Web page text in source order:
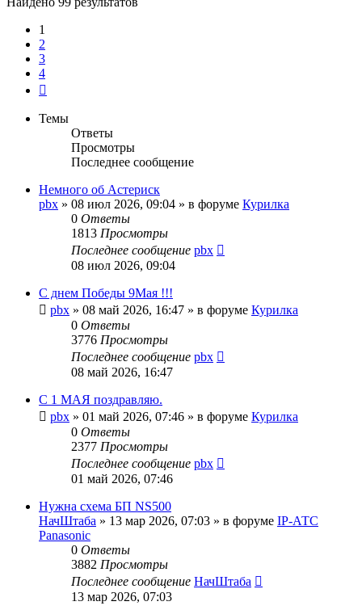
1
2
3
4
Темы
Ответы
Просмотры
Последнее сообщение
Немного об Астериск
pbx » 08 июл 2026, 09:04 » в форуме Курилка
0 Ответы
1813 Просмотры
Последнее сообщение pbx
08 июл 2026, 09:04
С днем Победы 9Мая !!!
pbx » 08 май 2026, 16:47 » в форуме Курилка
0 Ответы
3776 Просмотры
Последнее сообщение pbx
08 май 2026, 16:47
С 1 МАЯ поздравляю.
pbx » 01 май 2026, 07:46 » в форуме Курилка
0 Ответы
2377 Просмотры
Последнее сообщение pbx
01 май 2026, 07:46
Нужна схема БП NS500
НачШтаба » 13 мар 2026, 07:03 » в форуме IP-АТС
Panasonic
0 Ответы
3882 Просмотры
Последнее сообщение НачШтаба
13 мар 2026, 07:03